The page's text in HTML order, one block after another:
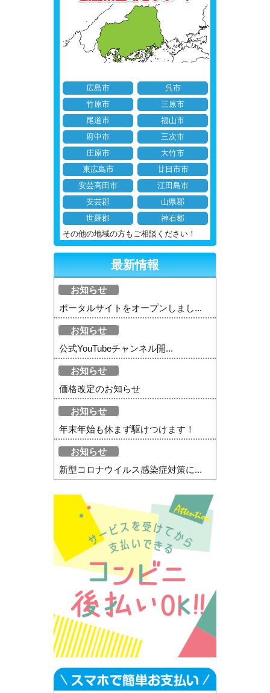
広島市
呉市
竹原市
三原市
尾道市
福山市
府中市
三次市
庄原市
大竹市
東広島市
廿日市市
安芸高田市
江田島市
安芸郡
山県郡
世羅郡
神石郡
その他の地域の方もご相談ください！
最新情報
お知らせ
ポータルサイトをオープンしまし...
お知らせ
公式YouTubeチャンネル開...
お知らせ
価格改定のお知らせ
お知らせ
年末年始も休まず駆けつけます！
お知らせ
新型コロナウイルス感染症対策に...